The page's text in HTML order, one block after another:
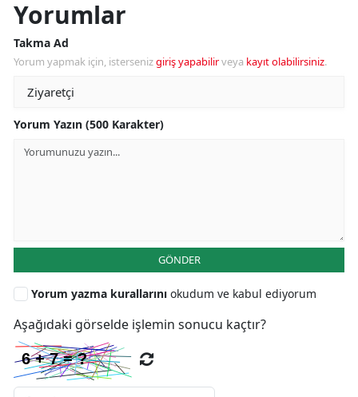
Yorumlar
Takma Ad
Yorum yapmak için, istersenizgiriş yapabilirveya kayıt olabilirsiniz.
Yorum Yazın (500 Karakter)
GÖNDER
Yorum yazma kurallarını okudum ve kabul ediyorum
Aşağıdaki görselde işlemin sonucu kaçtır?